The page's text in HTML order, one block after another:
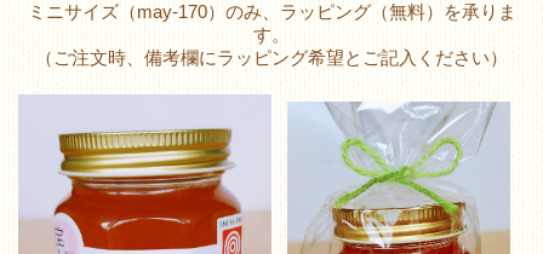
ミニサイズ（may-170）のみ、ラッピング（無料）を承りま
す。
（ご注文時、備考欄にラッピング希望とご記入ください）